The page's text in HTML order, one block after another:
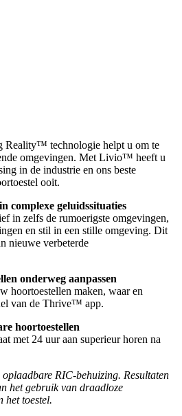
Reality™ technologie helpt u om te
omgevingen. Met Livio™ heeft u
in de industrie en ons beste
ooit.
complexe geluidssituaties
in zelfs de rumoerigste omgevingen,
en stil in een stille omgeving. Dit
nieuwe verbeterde
onderweg aanpassen
hoortoestellen maken, waar en
van de Thrive™ app.
hoortoestellen
met 24 uur aan superieur horen na
RIC-behuizing. Resultaten
het gebruik van draadloze
het toestel.